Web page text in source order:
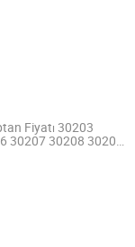
Fiyatı 30203
30207 30208 30209
Rulman